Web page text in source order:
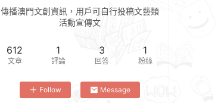
傳播澳門文創資訊，用戶可自行投稿文藝類
活動宣傳文
612
文章
1
評論
3
回答
1
粉絲
Follow Message